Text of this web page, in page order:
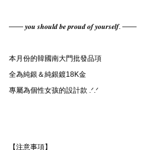
—— 𝒚𝒐𝒖 𝒔𝒉𝒐𝒖𝒍𝒅 𝒃𝒆 𝒑𝒓𝒐𝒖𝒅 𝒐𝒇 𝒚𝒐𝒖𝒓𝒔𝒆𝒍𝒇. ——
本月份的韓國南大門批發品項
全為純銀＆純銀鍍18K金
專屬為個性女孩的設計款 .ᐟ‪‪‪.ᐟ‪‪‪
【注意事項】